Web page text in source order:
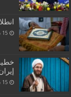
انطلاق